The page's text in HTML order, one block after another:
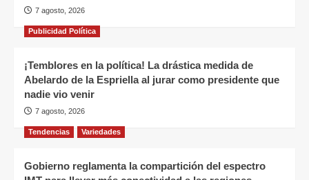
7 agosto, 2026
Publicidad Política
¡Temblores en la política! La drástica medida de
Abelardo de la Espriella al jurar como presidente que
nadie vio venir
7 agosto, 2026
Tendencias Variedades
Gobierno reglamenta la compartición del espectro